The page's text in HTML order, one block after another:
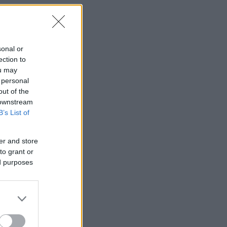
or
to
may
of the
List of
and store
grant or
purposes